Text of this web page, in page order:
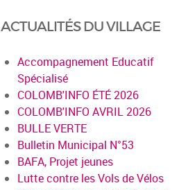
ACTUALITÉS DU VILLAGE
Accompagnement Educatif
Spécialisé
COLOMB'INFO ÉTÉ 2026
COLOMB'INFO AVRIL 2026
BULLE VERTE
Bulletin Municipal N°53
BAFA, Projet jeunes
Lutte contre les Vols de Vélos